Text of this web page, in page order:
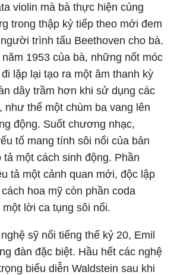
violin mà bà thực hiện cùng
trong thập kỷ tiếp theo mới đem
trình tấu Beethoven cho bà.
1953 của bà, những nốt móc
lặp lại tạo ra một âm thanh kỳ
dây trầm hơn khi sử dụng các
như thể một chùm ba vang lên
động. Suốt chương nhạc,
tố mang tính sôi nổi của bản
một cách sinh động. Phần
tả một cảnh quan mới, độc lập
hoa mỹ còn phần coda
lời ca tụng sôi nổi.
sỹ nổi tiếng thế kỷ 20, Emil
đàn đặc biệt. Hầu hết các nghệ
biểu diễn Waldstein sau khi